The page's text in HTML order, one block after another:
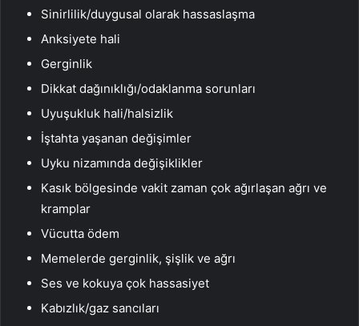
Sinirlilik/duygusal olarak hassaslaşma
Anksiyete hali
Gerginlik
Dikkat dağınıklığı/odaklanma sorunları
Uyuşukluk hali/halsizlik
İştahta yaşanan değişimler
Uyku nizamında değişiklikler
Kasık bölgesinde vakit zaman çok ağırlaşan ağrı ve
kramplar
Vücutta ödem
Memelerde gerginlik, şişlik ve ağrı
Ses ve kokuya çok hassasiyet
Kabızlık/gaz sancıları